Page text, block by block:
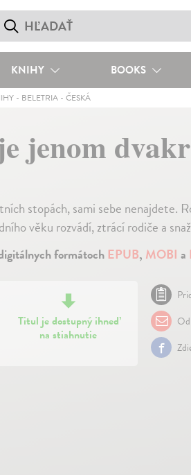
KNIHY BOOKS
- BELETRIA- ČESKÁ
jenom
stopách, sami sebe nenajdete.
věku rozvádí, ztrácí rodiče a
formátochEPUB, MOBI a
Titul je dostupný ihneď
na stiahnutie